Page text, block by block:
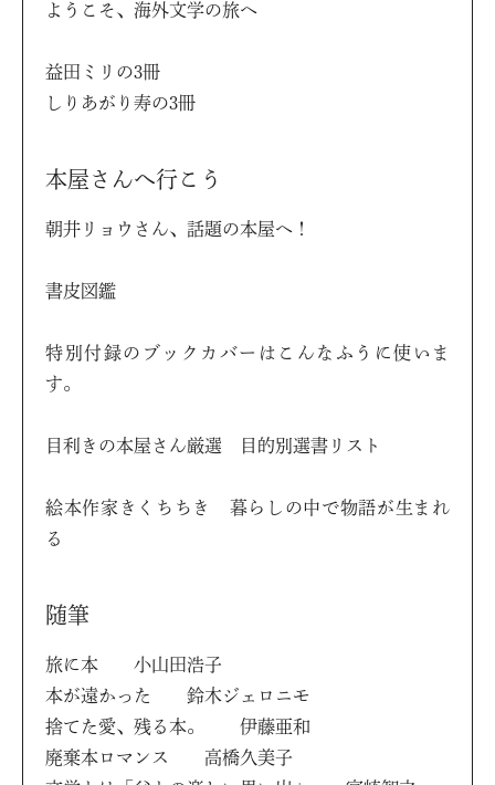
ようこそ、海外文学の旅へ
益田ミリの3冊
しりあがり寿の3冊
本屋さんへ行こう
朝井リョウさん、話題の本屋へ！
書皮図鑑
特別付録のブックカバーはこんなふうに使いま
す。
目利きの本屋さん厳選 目的別選書リスト
絵本作家きくちちき 暮らしの中で物語が生まれ
る
随筆
旅に本 小山田浩子
本が遠かった 鈴木ジェロニモ
捨てた愛、残る本。 伊藤亜和
廃棄本ロマンス 高橋久美子